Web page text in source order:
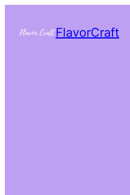
FlavorCraft